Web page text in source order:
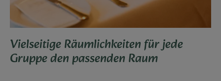
Vielseitige Räumlichkeiten für jede
Gruppe den passenden Raum